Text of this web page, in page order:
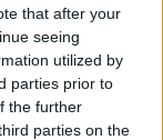
that after your
seeing
utilized by
parties prior to
the further
parties on the